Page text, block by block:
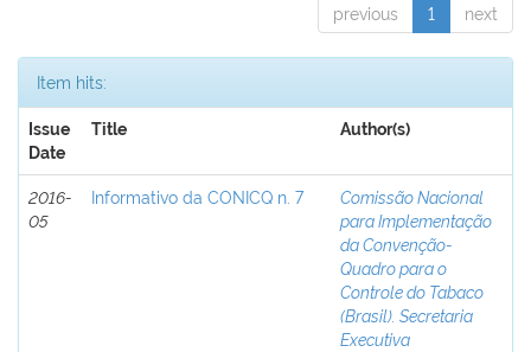
previous 1 next
Item hits:
Issue
Date
Title Author(s)
2016-
05
Informativo da CONICQ n. 7
Comissão Nacional
para Implementação
da Convenção-
Quadro para o
Controle do Tabaco
(Brasil). Secretaria
Executiva